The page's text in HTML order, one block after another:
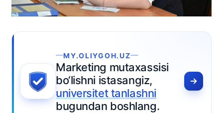
mutaxassisi
istasangiz,
tanlashni
boshlang.